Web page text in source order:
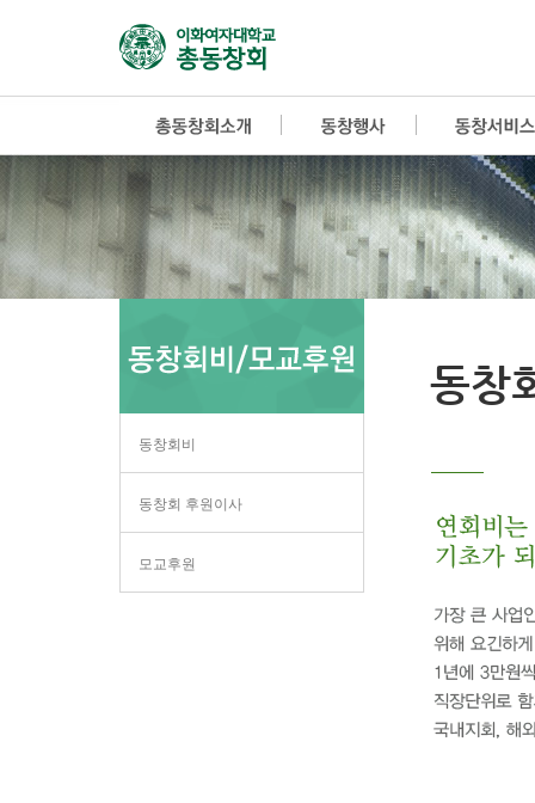
동창회비
동창회 후원이사
모교후원
동창